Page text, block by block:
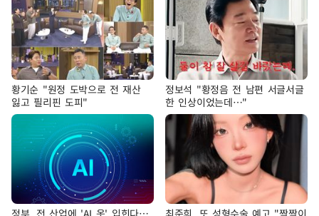
황기순 "원정 도박으로 전 재산
잃고 필리핀 도피"
정보석 "황정음 전 남편 서글서글
한 인상이었는데…"